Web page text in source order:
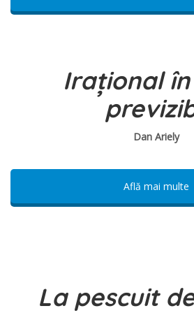
Irațional
Dan Ariely
Află mai multe
La pescuit